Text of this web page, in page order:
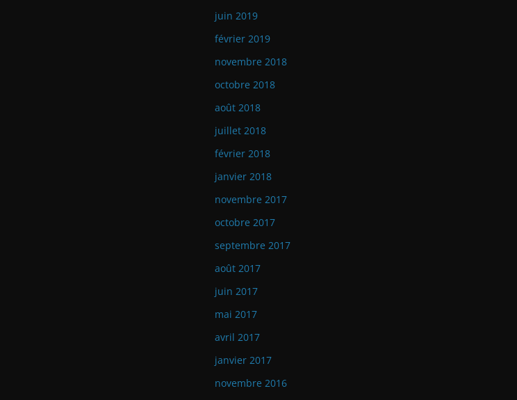
juin 2019
février 2019
novembre 2018
octobre 2018
août 2018
juillet 2018
février 2018
janvier 2018
novembre 2017
octobre 2017
septembre 2017
août 2017
juin 2017
mai 2017
avril 2017
janvier 2017
novembre 2016